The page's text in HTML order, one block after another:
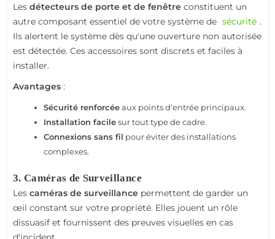
Les détecteurs de porte et de fenêtre constituent un
autre composant essentiel de votre système de sécurité .
Ils alertent le système dès qu'une ouverture non autorisée
est détectée. Ces accessoires sont discrets et faciles à
installer.
Avantages :
Sécurité renforcéeaux points d'entrée principaux.
Installation facilesur tout type de cadre.
Connexions sans fil pour éviter des installations
complexes.
3.Caméras de Surveillance
Les caméras de surveillance permettent de garder un
œil constant sur votre propriété. Elles jouent un rôle
dissuasif et fournissent des preuves visuelles en cas